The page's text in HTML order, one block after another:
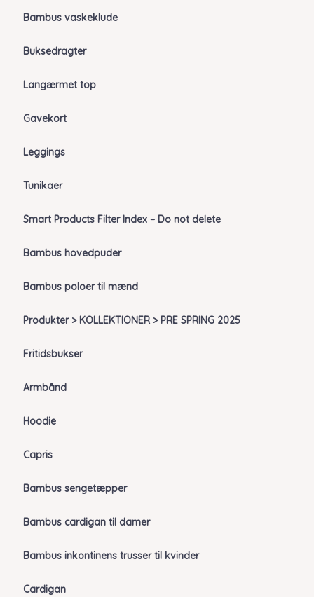
Bambus vaskeklude
Buksedragter
Langærmet top
Gavekort
Leggings
Tunikaer
Smart Products Filter Index – Do not delete
Bambus hovedpuder
Bambus poloer til mænd
Produkter > KOLLEKTIONER > PRE SPRING 2025
Fritidsbukser
Armbånd
Hoodie
Capris
Bambus sengetæpper
Bambus cardigan til damer
Bambus inkontinens trusser til kvinder
Cardigan